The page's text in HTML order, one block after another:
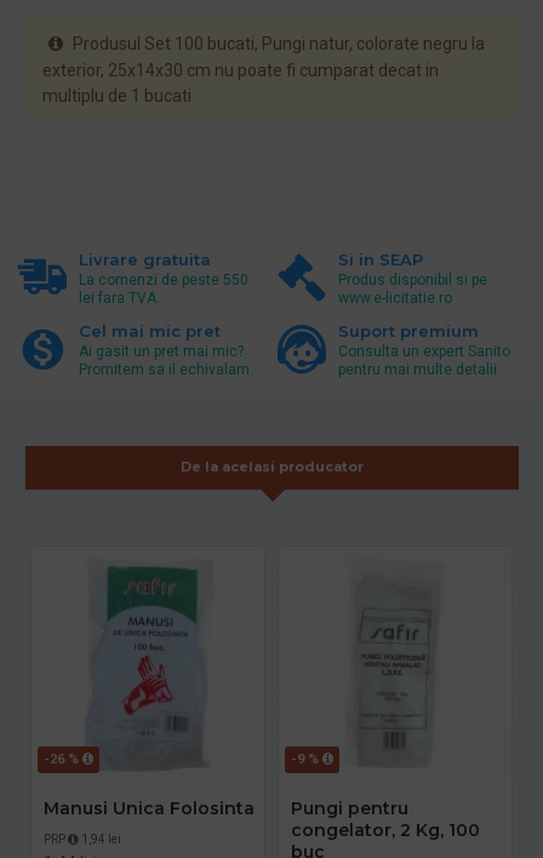
Produsul Set 100 bucati, Pungi natur, colorate negru la
exterior, 25x14x30 cm nu poate fi cumparat decat in
multiplu de 1 bucati
Livrare gratuita
La comenzi de peste 550
lei fara TVA.
Si in SEAP
Produs disponibil si pe
www.e-licitatie.ro
Cel mai mic pret
Ai gasit un pret mai mic?
Promitem sa il echivalam.
Suport premium
Consulta un expert Sanito
pentru mai multe detalii
De la acelasi producator
-26 %
Manusi Unica Folosinta
PRP 1,94 lei
-9 %
Pungi pentru
congelator, 2 Kg, 100
buc